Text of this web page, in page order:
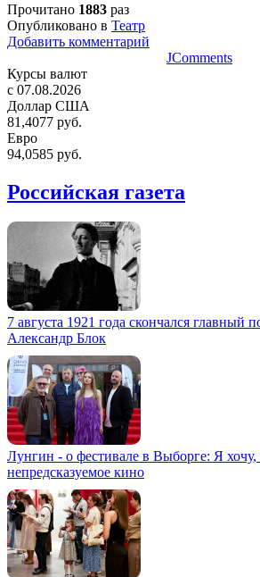
Прочитано 1883 раз
Опубликовано в Театр
Добавить комментарий
JComments
Курсы валют
c 07.08.2026
Доллар США
81,4077 руб.
Евро
94,0585 руб.
Российская газета
7 августа 1921 года скончался главный
Александр Блок
Лунгин - о фестивале в Выборге: Я
непредсказуемое кино